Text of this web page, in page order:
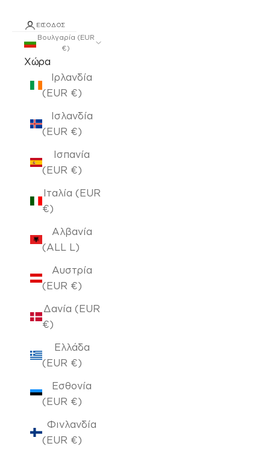
ΕΊΣΟΔΟΣ
Βουλγαρία (EUR
€)
Χώρα
Ιρλανδία
(EUR €)
Ισλανδία
(EUR €)
Ισπανία
(EUR €)
Ιταλία (EUR
€)
Αλβανία
(ALL L)
Αυστρία
(EUR €)
Δανία (EUR
€)
Ελλάδα
(EUR €)
Εσθονία
(EUR €)
Φινλανδία
(EUR €)